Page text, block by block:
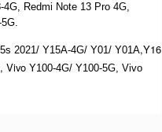
Redmi Note 13 Pro 4G,
2021/ Y15A-4G/ Y01/ Y01A,Y16
Vivo Y100-4G/ Y100-5G, Vivo